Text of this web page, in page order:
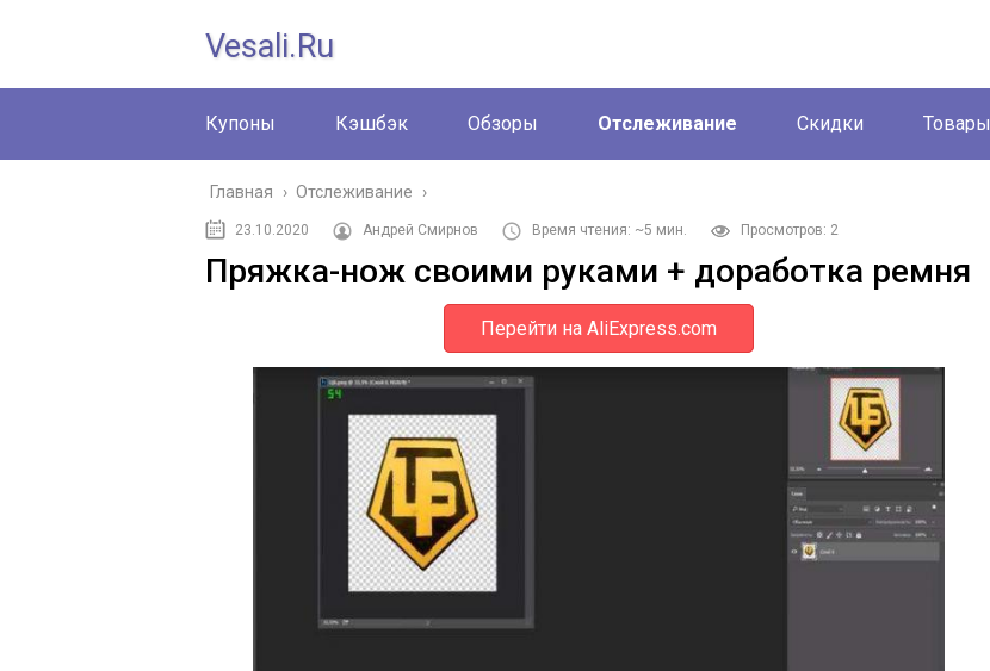
Vesali.ru
Купоны Кэшбэк Обзоры Отслеживание Скидки Товары
Главная › Отслеживание ›
23.10.2020 Андрей Смирнов Время чтения: ~5 мин. Просмотров: 2
Пряжка-нож своими руками + доработка ремня
Перейти на AliExpress.com